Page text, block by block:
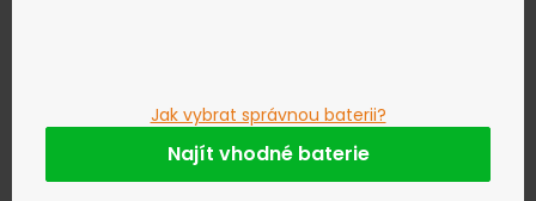
Jak vybrat správnou baterii?
Najít vhodné baterie